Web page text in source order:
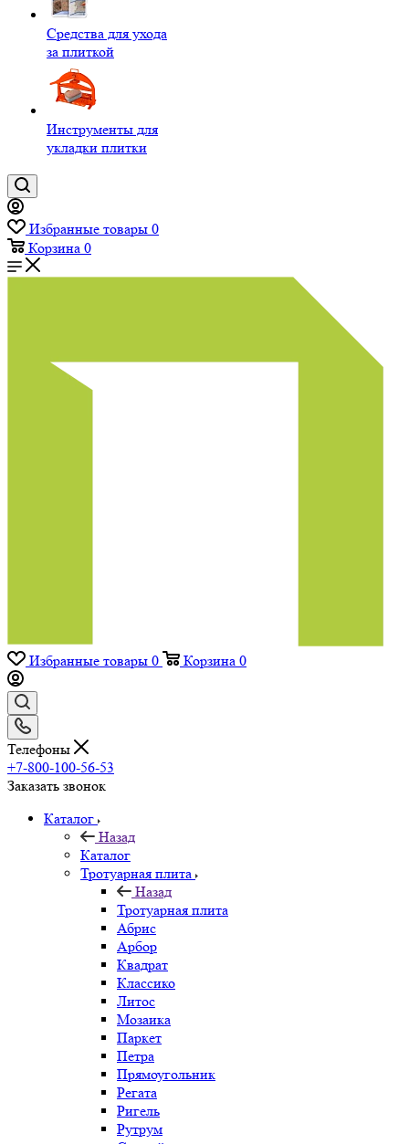
Средства для ухода
за плиткой
Инструменты для
укладки плитки
Избранные товары 0
Корзина 0
Избранные товары 0 Корзина 0
Телефоны
+7-800-100-56-53
Заказать звонок
Каталог
Назад
Каталог
Тротуарная плита
Назад
Тротуарная плита
Абрис
Арбор
Квадрат
Классико
Литос
Мозаика
Паркет
Петра
Прямоугольник
Регата
Ригель
Рутрум